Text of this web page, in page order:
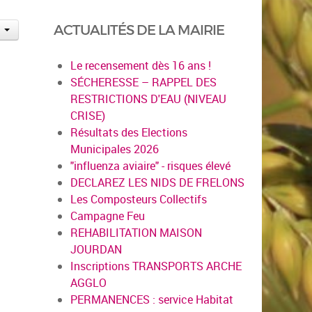
ACTUALITÉS DE LA MAIRIE
Le recensement dès 16 ans !
SÉCHERESSE – RAPPEL DES
RESTRICTIONS D'EAU (NIVEAU
CRISE)
Résultats des Elections
Municipales 2026
"influenza aviaire" - risques élevé
DECLAREZ LES NIDS DE FRELONS
Les Composteurs Collectifs
Campagne Feu
REHABILITATION MAISON
JOURDAN
Inscriptions TRANSPORTS ARCHE
AGGLO
PERMANENCES : service Habitat